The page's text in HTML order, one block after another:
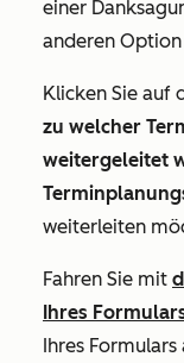
einer
anderen Option
Klicken Sie auf
zu welcher
weitergeleitet
weiterleiten
Fahren Sie mit
Ihres
Ihres Formulars